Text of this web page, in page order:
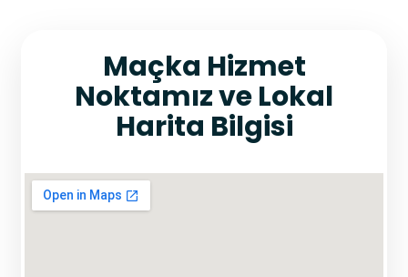
Maçka Hizmet
Noktamız ve Lokal
Harita Bilgisi